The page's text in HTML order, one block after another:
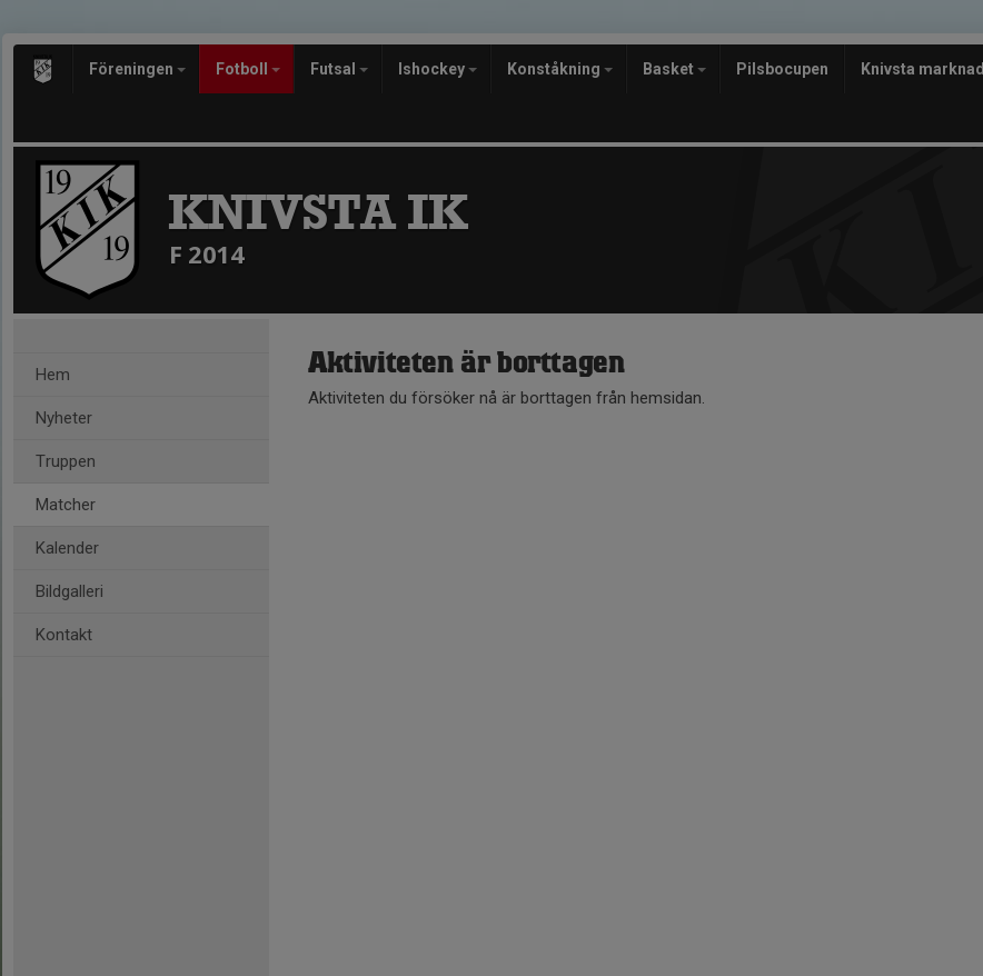
Föreningen Fotboll Futsal Ishockey Konståkning Basket Pilsbocupen Knivsta marknad
KNIVSTA IK
F 2014
Hem
Nyheter
Truppen
Matcher
Kalender
Bildgalleri
Kontakt
Aktiviteten är borttagen
Aktiviteten du försöker nå är borttagen från hemsidan.